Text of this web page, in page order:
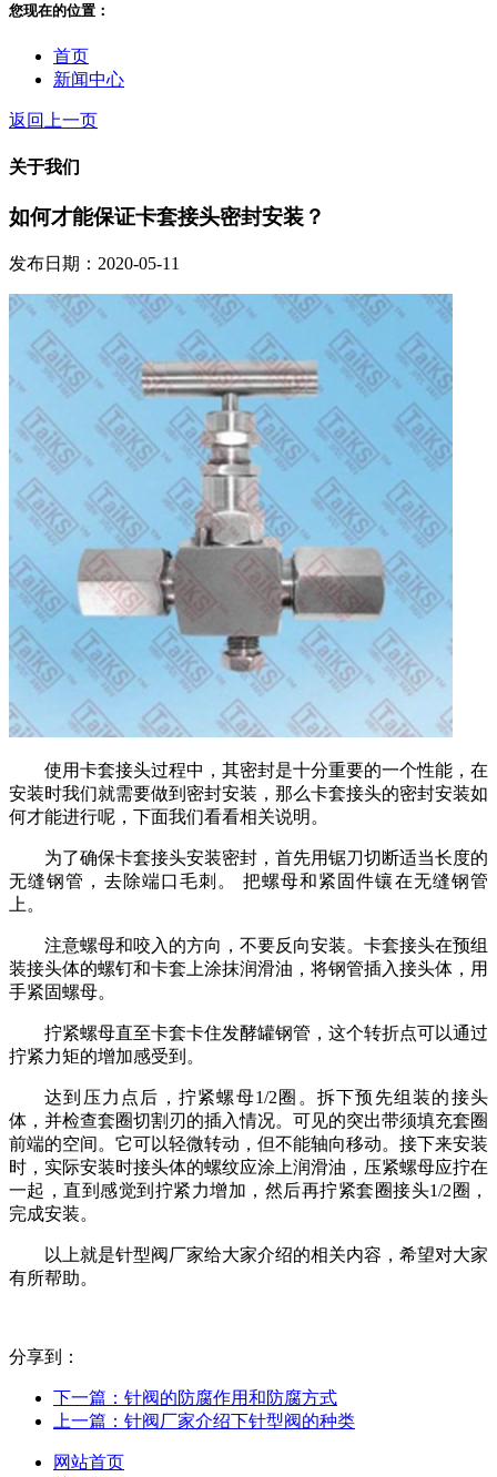
您现在的位置：
首页
新闻中心
返回上一页
关于我们
如何才能保证卡套接头密封安装？
发布日期：2020-05-11
使用卡套接头过程中，其密封是十分重要的一个性能，在
安装时我们就需要做到密封安装，那么卡套接头的密封安装如
何才能进行呢，下面我们看看相关说明。
为了确保卡套接头安装密封，首先用锯刀切断适当长度的
无缝钢管，去除端口毛刺。 把螺母和紧固件镶在无缝钢管
上。
注意螺母和咬入的方向，不要反向安装。卡套接头在预组
装接头体的螺钉和卡套上涂抹润滑油，将钢管插入接头体，用
手紧固螺母。
拧紧螺母直至卡套卡住发酵罐钢管，这个转折点可以通过
拧紧力矩的增加感受到。
达到压力点后，拧紧螺母1/2圈。拆下预先组装的接头
体，并检查套圈切割刃的插入情况。可见的突出带须填充套圈
前端的空间。它可以轻微转动，但不能轴向移动。接下来安装
时，实际安装时接头体的螺纹应涂上润滑油，压紧螺母应拧在
一起，直到感觉到拧紧力增加，然后再拧紧套圈接头1/2圈，
完成安装。
以上就是针型阀厂家给大家介绍的相关内容，希望对大家
有所帮助。
分享到：
下一篇： 针阀的防腐作用和防腐方式
上一篇： 针阀厂家介绍下针型阀的种类
网站首页